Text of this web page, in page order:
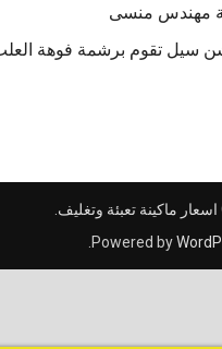
مهندس منسى
سيل تقوم برشمة فوهة
ماكينة تعبئة وتغليف
Powered by
.